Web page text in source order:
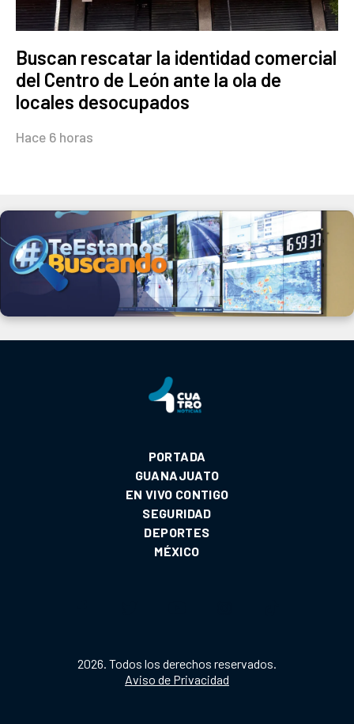
Buscan rescatar la identidad comercial
del Centro de León ante la ola de
locales desocupados
Hace 6 horas
PORTADA
GUANAJUATO
EN VIVO CONTIGO
SEGURIDAD
DEPORTES
MÉXICO
2026. Todos los derechos reservados.
Aviso de Privacidad